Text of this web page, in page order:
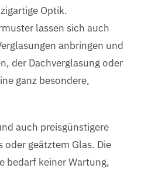
Optik.
lassen sich auch
anbringen und
der Dachverglasung oder
ganz besondere,
auch preisgünstigere
geätztem Glas. Die
bedarf keiner Wartung,